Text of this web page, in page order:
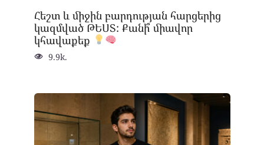
Հեշտ և միջին բարդության հարցերից
կազմված ԹԵՍՏ: Քանի՞ միավոր
կհավաքեք
9.9k.